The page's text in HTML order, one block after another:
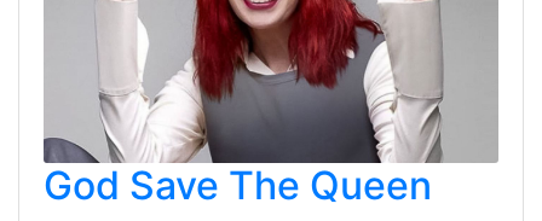
God Save The Queen